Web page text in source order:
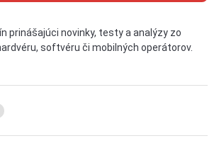
prinášajúci novinky, testy a analýzy zo
softvéru či mobilných operátorov.